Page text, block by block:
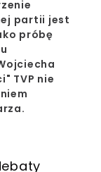
partii jest
próbę
TVP nie